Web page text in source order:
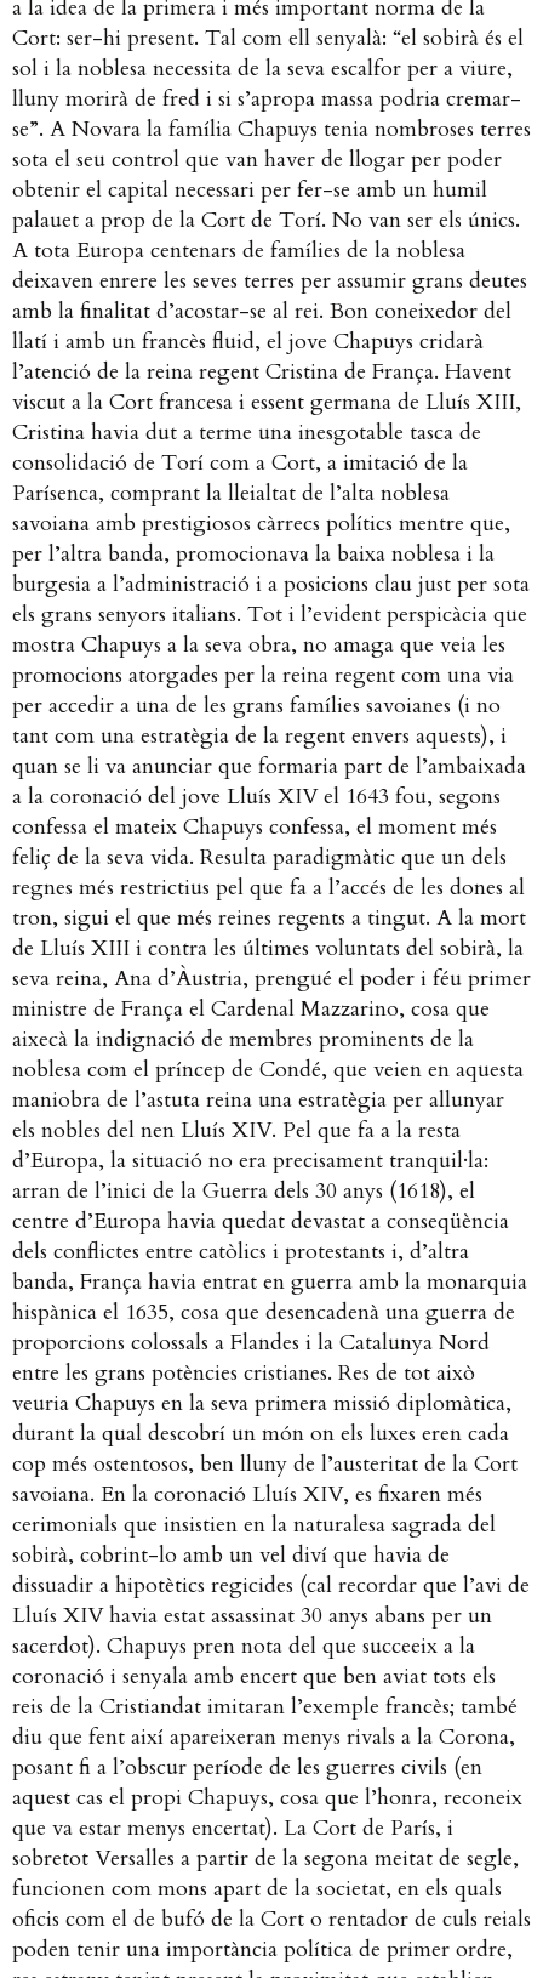
a la idea de la primera i més important norma de la
Cort: ser-hi present. Tal com ell senyalà: “el sobirà és el
sol i la noblesa necessita de la seva escalfor per a viure,
lluny morirà de fred i si s’apropa massa podria cremar-
se”. A Novara la família Chapuys tenia nombroses terres
sota el seu control que van haver de llogar per poder
obtenir el capital necessari per fer-se amb un humil
palauet a prop de la Cort de Torí. No van ser els únics.
A tota Europa centenars de famílies de la noblesa
deixaven enrere les seves terres per assumir grans deutes
amb la finalitat d’acostar-se al rei. Bon coneixedor del
llatí i amb un francès fluid, el jove Chapuys cridarà
l’atenció de la reina regent Cristina de França. Havent
viscut a la Cort francesa i essent germana de Lluís XIII,
Cristina havia dut a terme una inesgotable tasca de
consolidació de Torí com a Cort, a imitació de la
Parísenca, comprant la lleialtat de l’alta noblesa
savoiana amb prestigiosos càrrecs polítics mentre que,
per l’altra banda, promocionava la baixa noblesa i la
burgesia a l’administració i a posicions clau just per sota
els grans senyors italians. Tot i l’evident perspicàcia que
mostra Chapuys a la seva obra, no amaga que veia les
promocions atorgades per la reina regent com una via
per accedir a una de les grans famílies savoianes (i no
tant com una estratègia de la regent envers aquests), i
quan se li va anunciar que formaria part de l’ambaixada
a la coronació del jove Lluís XIV el 1643 fou, segons
confessa el mateix Chapuys confessa, el moment més
feliç de la seva vida. Resulta paradigmàtic que un dels
regnes més restrictius pel que fa a l’accés de les dones al
tron, sigui el que més reines regents a tingut. A la mort
de Lluís XIII i contra les últimes voluntats del sobirà, la
seva reina, Ana d’Àustria, prengué el poder i féu primer
ministre de França el Cardenal Mazzarino, cosa que
aixecà la indignació de membres prominents de la
noblesa com el príncep de Condé, que veien en aquesta
maniobra de l’astuta reina una estratègia per allunyar
els nobles del nen Lluís XIV. Pel que fa a la resta
d’Europa, la situació no era precisament tranquil·la:
arran de l’inici de la Guerra dels 30 anys (1618), el
centre d’Europa havia quedat devastat a conseqüència
dels conflictes entre catòlics i protestants i, d’altra
banda, França havia entrat en guerra amb la monarquia
hispànica el 1635, cosa que desencadenà una guerra de
proporcions colossals a Flandes i la Catalunya Nord
entre les grans potències cristianes. Res de tot això
veuria Chapuys en la seva primera missió diplomàtica,
durant la qual descobrí un món on els luxes eren cada
cop més ostentosos, ben lluny de l’austeritat de la Cort
savoiana. En la coronació Lluís XIV, es fixaren més
cerimonials que insistien en la naturalesa sagrada del
sobirà, cobrint-lo amb un vel diví que havia de
dissuadir a hipotètics regicides (cal recordar que l’avi de
Lluís XIV havia estat assassinat 30 anys abans per un
sacerdot). Chapuys pren nota del que succeeix a la
coronació i senyala amb encert que ben aviat tots els
reis de la Cristiandat imitaran l’exemple francès; també
diu que fent així apareixeran menys rivals a la Corona,
posant fi a l’obscur període de les guerres civils (en
aquest cas el propi Chapuys, cosa que l’honra, reconeix
que va estar menys encertat). La Cort de París, i
sobretot Versalles a partir de la segona meitat de segle,
funcionen com mons apart de la societat, en els quals
oficis com el de bufó de la Cort o rentador de culs reials
poden tenir una importància política de primer ordre,